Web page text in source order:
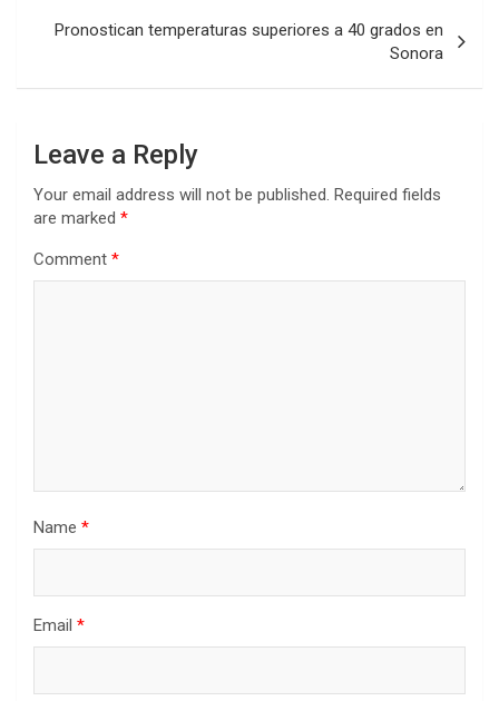
Pronostican temperaturas superiores a 40 grados en
Sonora
Leave a Reply
Your email address will not be published. Required fields
are marked *
Comment *
Name *
Email *